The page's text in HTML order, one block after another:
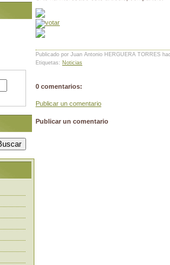
Publicado por Juan Antonio HERGUERA TORRES
Etiquetas: Noticias
0 comentarios:
Publicar un comentario
Publicar un comentario